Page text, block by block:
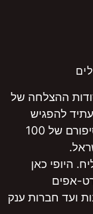
ההצלחה של
להפגיש
בצורה אותנטית ובלתי אמצעית את סיפורם של 100
היופי כאן
אפים
ועד חברות ענק